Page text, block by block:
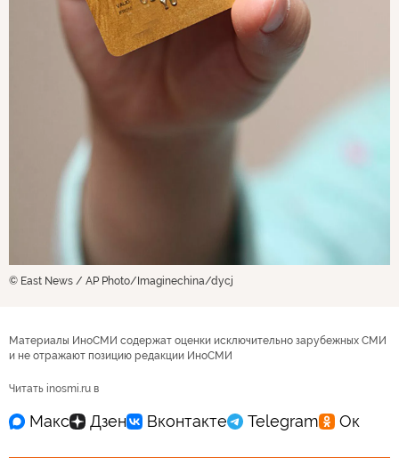
© East News / AP Photo/Imaginechina/dycj
Материалы ИноСМИ содержат оценки исключительно зарубежных СМИ
и не отражают позицию редакции ИноСМИ
Читать inosmi.ru в